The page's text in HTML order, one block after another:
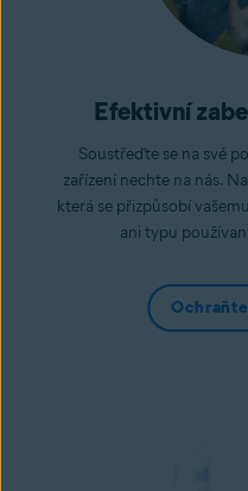
Efektivní
Soustřeďte se na své
zařízení nechte na nás.
která se přizpůsobí
ani typu